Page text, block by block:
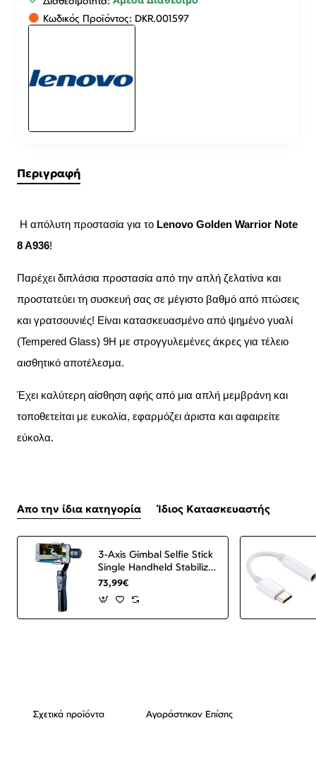
Κωδικός Προϊόντος: DKR.001597
Περιγραφή
Η απόλυτη προστασία για το Lenovo Golden Warrior Note
8 A936!
Παρέχει διπλάσια προστασία από την απλή ζελατίνα και
προστατεύει τη συσκευή σας σε μέγιστο βαθμό από πτώσεις
και γρατσουνιές! Είναι κατασκευασμένο από ψημένο γυαλί
(Tempered Glass) 9H με στρογγυλεμένες άκρες για τέλειο
αισθητικό αποτέλεσμα.
Έχει καλύτερη αίσθηση αφής από μια απλή μεμβράνη και
τοποθετείται με ευκολία, εφαρμόζει άριστα και αφαιρείτε
εύκολα.
Απο την ίδια κατηγορία Ίδιος Κατασκευαστής
3-Axis Gimbal Selfie Stick
Single Handheld Stabilizer
for Phone Gimbal
ΟΕΜ
73,99€
Σχετικά προϊόντα Αγοράστηκαν Επίσης